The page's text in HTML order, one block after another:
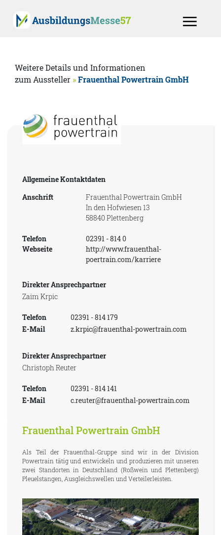
Weitere Details und Informationen
zum Aussteller »Frauenthal Powertrain GmbH
Allgemeine Kontaktdaten
Anschrift
Frauenthal Powertrain GmbH
In den Hofwiesen 13
58840 Plettenberg
Telefon
02391 - 814 0
Webseite
http://www.frauenthal-
poertrain.com/karriere
Direkter Ansprechpartner
Zaim Krpic
Telefon
02391 - 814 179
E-Mail
z.krpic@frauenthal-powertrain.com
Direkter Ansprechpartner
Christoph Reuter
Telefon
02391 - 814 141
E-Mail
c.reuter@frauenthal-powertrain.com
Frauenthal Powertrain GmbH
Als Teil der Frauenthal-Gruppe sind wir in der Division
Powertrain tätig und entwickeln und produzieren mit unseren
zwei Standorten in Deutschland (Roßwein und Plettenberg)
Pleuelstangen, Ausgleichswellen und Verteilerleisten.